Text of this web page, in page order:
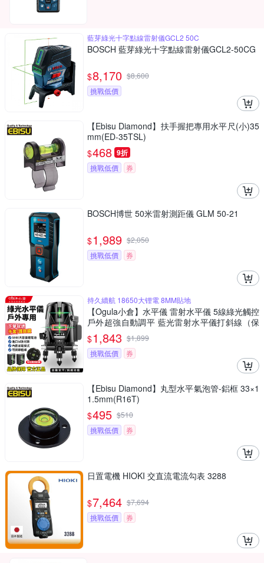
藍芽綠光十字點線雷射儀GCL2 50C
BOSCH 藍芽綠光十字點線雷射儀GCL2-50CG
$8,170 $8,600
挑戰低價
【Ebisu Diamond】扶手握把專用水平尺(小)35
mm(ED-35TSL)
$468 9折
挑戰低價 券
BOSCH博世 50米雷射測距儀 GLM 50-21
$1,989 $2,050
挑戰低價
券
持久續航 18650大锂電 8MM貼地
【Ogula小倉】水平儀 雷射水平儀 5線綠光觸控
戶外超強自動調平 藍光雷射水平儀打斜線（保
固兩年 售後無憂）
$1,843 $1,899
挑戰低價
券
【Ebisu Diamond】丸型水平氣泡管-鋁框 33×1
1.5mm(R16T)
$495 $510
挑戰低價
券
日置電機 HIOKI 交直流電流勾表 3288
$7,464 $7,694
挑戰低價
券